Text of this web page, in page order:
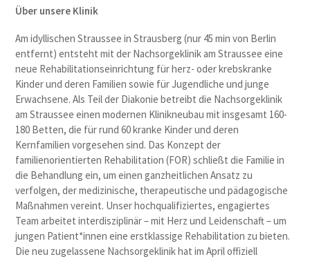
Über unsere Klinik
Am idyllischen Straussee in Strausberg (nur 45 min von Berlin
entfernt) entsteht mit der Nachsorgeklinik am Straussee eine
neue Rehabilitationseinrichtung für herz- oder krebskranke
Kinder und deren Familien sowie für Jugendliche und junge
Erwachsene. Als Teil der Diakonie betreibt die Nachsorgeklinik
am Straussee einen modernen Klinikneubau mit insgesamt 160-
180 Betten, die für rund 60 kranke Kinder und deren
Kernfamilien vorgesehen sind. Das Konzept der
familienorientierten Rehabilitation (FOR) schließt die Familie in
die Behandlung ein, um einen ganzheitlichen Ansatz zu
verfolgen, der medizinische, therapeutische und pädagogische
Maßnahmen vereint. Unser hochqualifiziertes, engagiertes
Team arbeitet interdisziplinär – mit Herz und Leidenschaft – um
jungen Patient*innen eine erstklassige Rehabilitation zu bieten.
Die neu zugelassene Nachsorgeklinik hat im April offiziell